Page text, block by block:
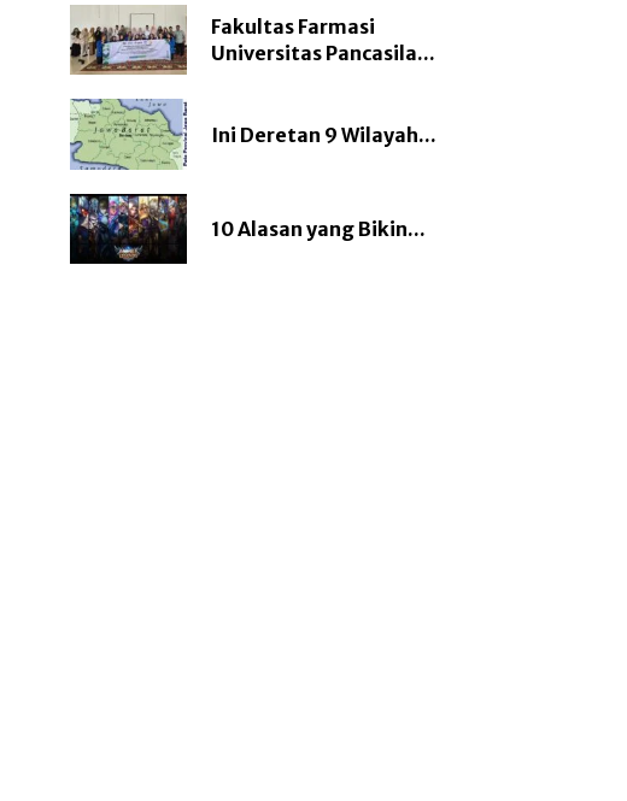
Fakultas Farmasi
Universitas Pancasila...
Ini Deretan 9 Wilayah...
10 Alasan yang Bikin...